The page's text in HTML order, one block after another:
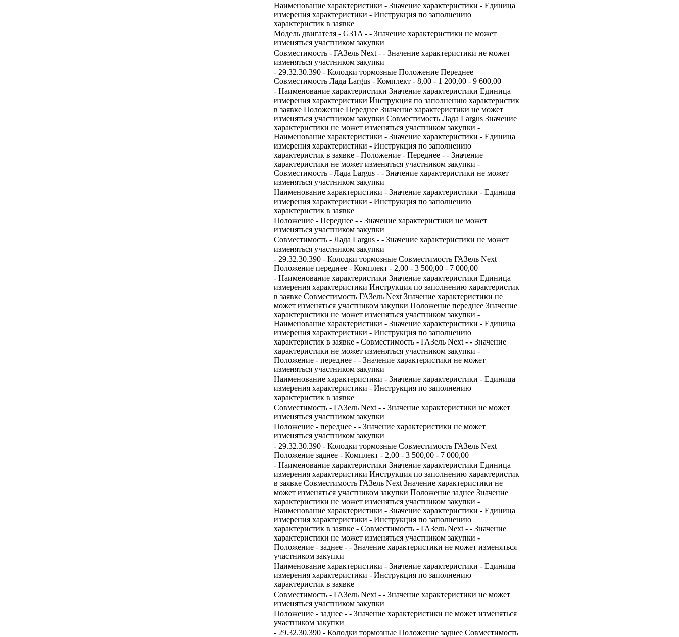
Наименование характеристики - Значение характеристики - Единица
измерения характеристики - Инструкция по заполнению
характеристик в заявке
Модель двигателя - G31A - - Значение характеристики не может
изменяться участником закупки
Совместимость - ГАЗель Next - - Значение характеристики не может
изменяться участником закупки
- 29.32.30.390 - Колодки тормозные Положение Переднее
Совместимость Лада Largus - Комплект - 8,00 - 1 200,00 - 9 600,00
- Наименование характеристики Значение характеристики Единица
измерения характеристики Инструкция по заполнению характеристик
в заявке Положение Переднее Значение характеристики не может
изменяться участником закупки Совместимость Лада Largus Значение
характеристики не может изменяться участником закупки -
Наименование характеристики - Значение характеристики - Единица
измерения характеристики - Инструкция по заполнению
характеристик в заявке - Положение - Переднее - - Значение
характеристики не может изменяться участником закупки -
Совместимость - Лада Largus - - Значение характеристики не может
изменяться участником закупки
Наименование характеристики - Значение характеристики - Единица
измерения характеристики - Инструкция по заполнению
характеристик в заявке
Положение - Переднее - - Значение характеристики не может
изменяться участником закупки
Совместимость - Лада Largus - - Значение характеристики не может
изменяться участником закупки
- 29.32.30.390 - Колодки тормозные Совместимость ГАЗель Next
Положение переднее - Комплект - 2,00 - 3 500,00 - 7 000,00
- Наименование характеристики Значение характеристики Единица
измерения характеристики Инструкция по заполнению характеристик
в заявке Совместимость ГАЗель Next Значение характеристики не
может изменяться участником закупки Положение переднее Значение
характеристики не может изменяться участником закупки -
Наименование характеристики - Значение характеристики - Единица
измерения характеристики - Инструкция по заполнению
характеристик в заявке - Совместимость - ГАЗель Next - - Значение
характеристики не может изменяться участником закупки -
Положение - переднее - - Значение характеристики не может
изменяться участником закупки
Наименование характеристики - Значение характеристики - Единица
измерения характеристики - Инструкция по заполнению
характеристик в заявке
Совместимость - ГАЗель Next - - Значение характеристики не может
изменяться участником закупки
Положение - переднее - - Значение характеристики не может
изменяться участником закупки
- 29.32.30.390 - Колодки тормозные Совместимость ГАЗель Next
Положение заднее - Комплект - 2,00 - 3 500,00 - 7 000,00
- Наименование характеристики Значение характеристики Единица
измерения характеристики Инструкция по заполнению характеристик
в заявке Совместимость ГАЗель Next Значение характеристики не
может изменяться участником закупки Положение заднее Значение
характеристики не может изменяться участником закупки -
Наименование характеристики - Значение характеристики - Единица
измерения характеристики - Инструкция по заполнению
характеристик в заявке - Совместимость - ГАЗель Next - - Значение
характеристики не может изменяться участником закупки -
Положение - заднее - - Значение характеристики не может изменяться
участником закупки
Наименование характеристики - Значение характеристики - Единица
измерения характеристики - Инструкция по заполнению
характеристик в заявке
Совместимость - ГАЗель Next - - Значение характеристики не может
изменяться участником закупки
Положение - заднее - - Значение характеристики не может изменяться
участником закупки
- 29.32.30.390 - Колодки тормозные Положение заднее Совместимость